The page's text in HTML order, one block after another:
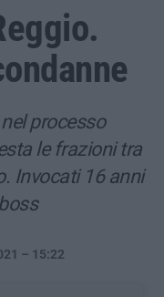
processo
le frazioni tra
Invocati 16 anni
– 15:22